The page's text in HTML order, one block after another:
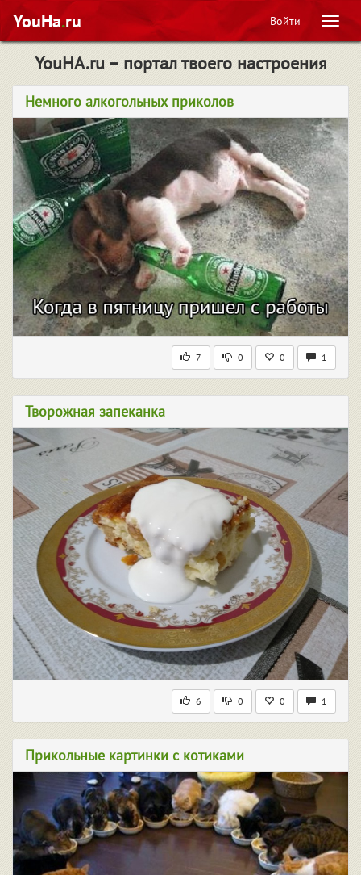
YouHa.ru Войти
YouHA.ru – портал твоего настроения
Немного алкогольных приколов
7 0 0 1
Творожная запеканка
6 0 0 1
Прикольные картинки с котиками